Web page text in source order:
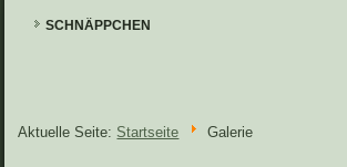
SCHNÄPPCHEN
Aktuelle Seite: Startseite Galerie